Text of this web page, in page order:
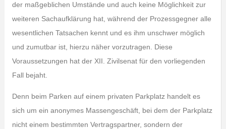
der maßgeblichen Umstände und auch keine Möglichkeit zur
weiteren Sachaufklärung hat, während der Prozessgegner alle
wesentlichen Tatsachen kennt und es ihm unschwer möglich
und zumutbar ist, hierzu näher vorzutragen. Diese
Voraussetzungen hat der XII. Zivilsenat für den vorliegenden
Fall bejaht.
Denn beim Parken auf einem privaten Parkplatz handelt es
sich um ein anonymes Massengeschäft, bei dem der Parkplatz
nicht einem bestimmten Vertragspartner, sondern der